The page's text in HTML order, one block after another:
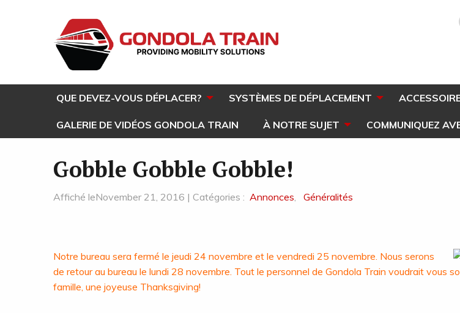
QUE DEVEZ-VOUS DÉPLACER? SYSTÈMES DE DÉPLACEMENT
GALERIE DE VIDÉOS GONDOLA TRAIN À NOTRE SUJET COMMUNIQUEZ
Gobble Gobble Gobble!
Affiché leNovember 21, 2016 | Catégories : Annonces, Généralités
Notre bureau sera fermé le jeudi 24 novembre et le vendredi 25 novembre. Nous serons
de retour au bureau le lundi 28 novembre. Tout le personnel de Gondola Train voudrait vous
famille, une joyeuse Thanksgiving!